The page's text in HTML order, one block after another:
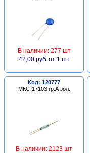
В наличии: 277 шт
42,00 руб. от 1 шт
Код: 120777
МКС-17103 гр.А зол.
В наличии: 2123 шт